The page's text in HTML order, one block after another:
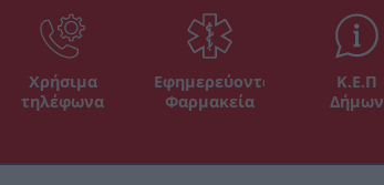
Χρήσιμα
τηλέφωνα
Εφημερεύοντα
Φαρμακεία
Κ.Ε.Π
Δήμων